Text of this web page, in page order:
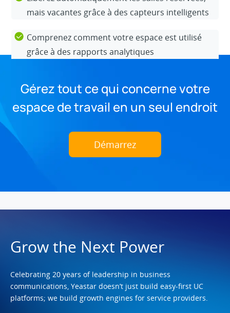
mais vacantes grâce à des capteurs intelligents
Comprenez comment votre espace est utilisé
grâce à des rapports analytiques
Gérez tout ce qui concerne votre
espace de travail en un seul endroit
Démarrez
Grow the Next Power
Celebrating 20 years of leadership in business
communications, Yeastar doesn’t just build easy-first UC
platforms; we build growth engines for service providers.